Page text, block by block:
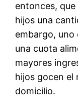
entonces,
hijos una
embargo, uno
una cuota
mayores
hijos gocen el
domicilio.